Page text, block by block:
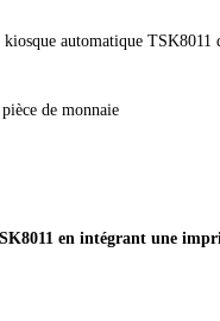
automatique TSK8011
de monnaie
en intégrant une